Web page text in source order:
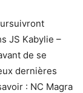
JS Kabylie –
de se
dernières
: NC Magra